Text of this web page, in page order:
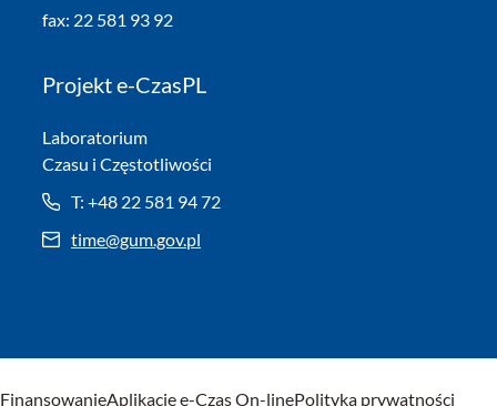
fax: 22 581 93 92
Projekt e-CzasPL
Laboratorium
Czasu i Częstotliwości
T: +48 22 581 94 72
time@gum.gov.pl
FinansowanieAplikacje e-Czas On-linePolityka prywatności